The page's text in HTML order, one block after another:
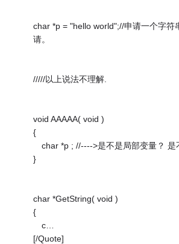
char *p = "hello world";//申请一个字符
请。
/////以上说法不理解.
void AAAAA( void )
{
char *p ; //---->是不是局部变量？ 是
}
char *GetString( void )
{
c…
[/Quote]